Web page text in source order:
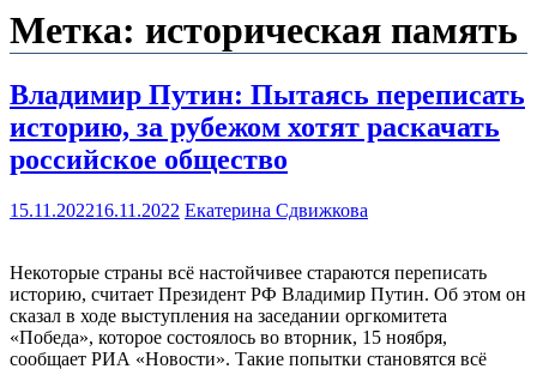
Метка: историческая память
Владимир Путин: Пытаясь переписать
историю, за рубежом хотят раскачать
российское общество
15.11.202216.11.2022 Екатерина Сдвижкова
Некоторые страны всё настойчивее стараются переписать
историю, считает Президент РФ Владимир Путин. Об этом он
сказал в ходе выступления на заседании оргкомитета
«Победа», которое состоялось во вторник, 15 ноября,
сообщает РИА «Новости». Такие попытки становятся всё